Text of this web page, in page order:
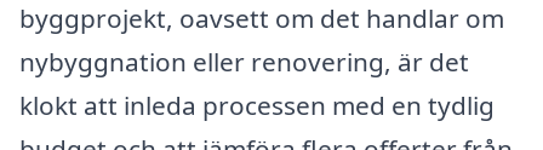
byggprojekt, oavsett om det handlar om
nybyggnation eller renovering, är det
klokt att inleda processen med en tydlig